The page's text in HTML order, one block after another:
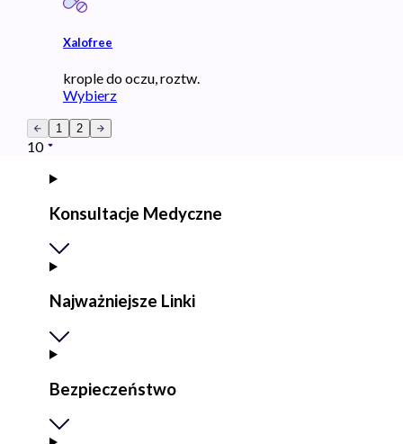
Xalofree
krople do oczu, roztw.
Wybierz
1 2
10
Konsultacje Medyczne
Najważniejsze Linki
Bezpieczeństwo